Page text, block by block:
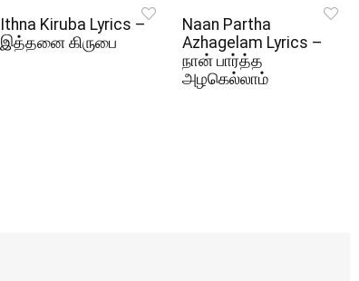
Ithna Kiruba Lyrics –
இத்தனை கிருபை
Naan Partha
Azhagelam Lyrics –
நான் பார்த்த
அழகெல்லாம்